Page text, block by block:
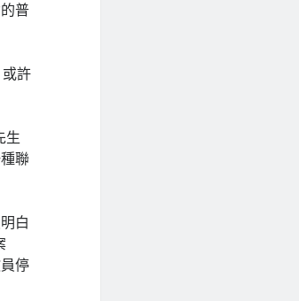
普
許
生
聯
白
停